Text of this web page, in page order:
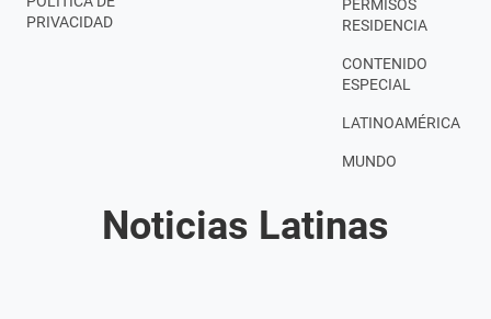
PRIVACIDAD
PERMISOS
RESIDENCIA
CONTENIDO
ESPECIAL
LATINOAMÉRICA
MUNDO
Noticias Latinas